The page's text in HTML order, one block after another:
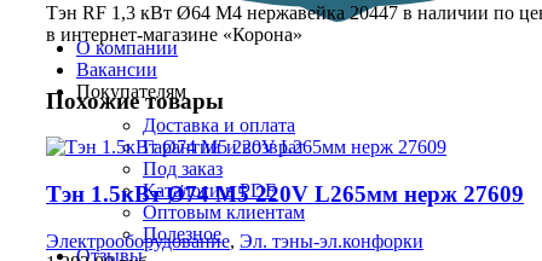
О компании
Вакансии
Покупателям
Доставка и оплата
Гарантии и возврат
Под заказ
Каталоги в PDF
Оптовым клиентам
Полезное
Отзывы
Тэн RF 1,3 кВт Ø64 М4 нержавейка 20447 в наличии по
в интернет-магазине «Корона»
Похожие товары
Тэн 1.5кВт Ø74 М5 220V L265мм нерж 27609
Электрооборудование, Эл. тэны-эл.конфорки